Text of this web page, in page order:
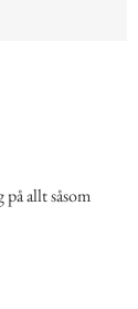
allt såsom